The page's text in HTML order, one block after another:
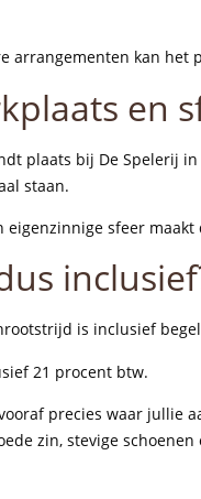
arrangementen kan het
en
plaats bij De Spelerij
staan.
eigenzinnige sfeer
is inclusief
21 procent btw.
precies waar jullie
zin, stevige